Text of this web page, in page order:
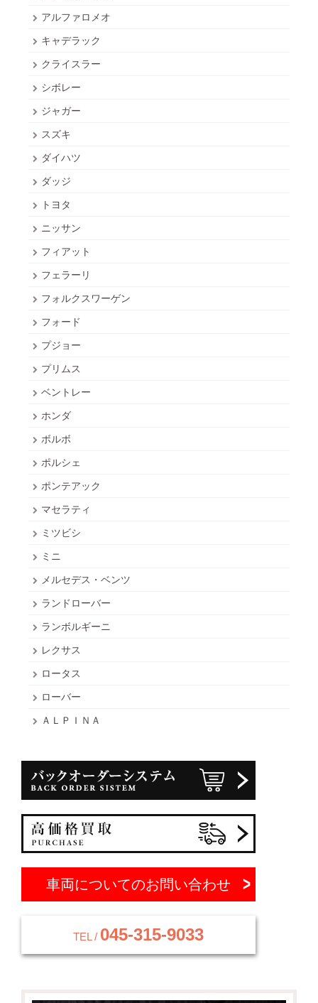
アルファロメオ
キャデラック
クライスラー
シボレー
ジャガー
スズキ
ダイハツ
ダッジ
トヨタ
ニッサン
フィアット
フェラーリ
フォルクスワーゲン
フォード
プジョー
プリムス
ベントレー
ホンダ
ボルボ
ポルシェ
ポンテアック
マセラティ
ミツビシ
ミニ
メルセデス・ベンツ
ランドローバー
ランボルギーニ
レクサス
ロータス
ローバー
ＡＬＰＩＮＡ
車両についてのお問い合わせ
TEL / 045-315-9033